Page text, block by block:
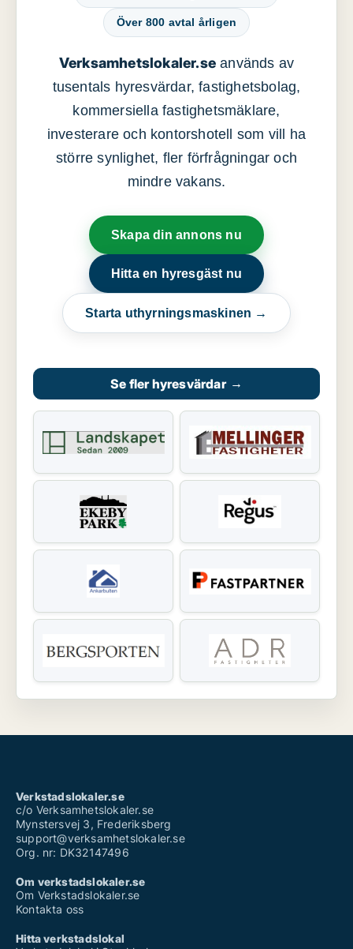
Över 800 avtal årligen
Verksamhetslokaler.se används av
tusentals hyresvärdar, fastighetsbolag,
kommersiella fastighetsmäklare,
investerare och kontorshotell som vill ha
större synlighet, fler förfrågningar och
mindre vakans.
Skapa din annons nu
Hitta en hyresgäst nu
Starta uthyrningsmaskinen →
Se fler hyresvärdar →
Verkstadslokaler.se
c/o Verksamhetslokaler.se
Mynstersvej 3, Frederiksberg
support@verksamhetslokaler.se
Org. nr: DK32147496
Om verkstadslokaler.se
Om Verkstadslokaler.se
Kontakta oss
Hitta verkstadslokal